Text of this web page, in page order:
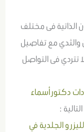
فى مختلف
والثدي مع تفاصيل
تتردي فى التواصل
دكتور أسماء
:
و الجلدية في